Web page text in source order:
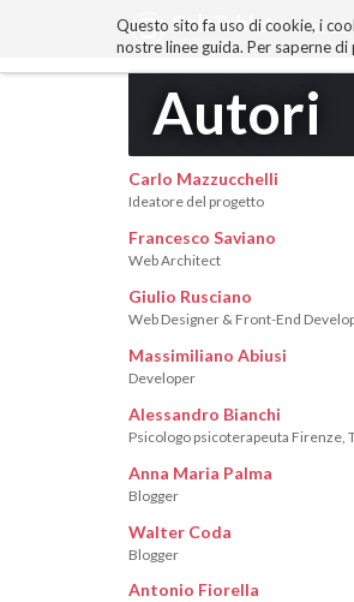
Questo sito fa uso di cookie, i
nostre linee guida. Per saperne di
BLOG
contenuti.
Salta
alla
navigazione
Autori
Carlo Mazzucchelli
Ideatore del progetto
Francesco Saviano
Web Architect
Giulio Rusciano
Web Designer & Front-End
Massimiliano Abiusi
Developer
Alessandro Bianchi
Psicologo psicoterapeuta Firenze,
Anna Maria Palma
Blogger
Walter Coda
Blogger
Antonio Fiorella